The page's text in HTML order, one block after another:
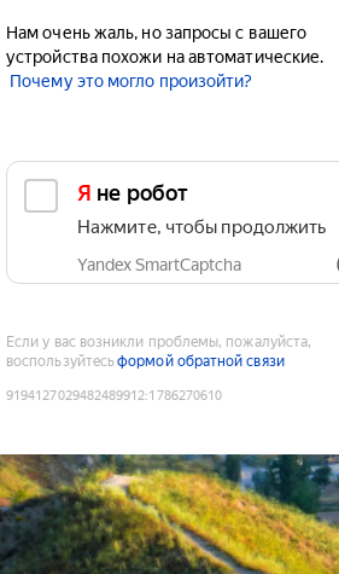
Нам очень жаль, но запросы с вашего
устройства похожи на автоматические.
Почему это могло произойти?
Я не робот
Нажмите, чтобы продолжить
Yandex SmartCaptcha
Если у вас возникли проблемы, пожалуйста,
воспользуйтесьформой обратной связи
9194127029482489912:1786270610